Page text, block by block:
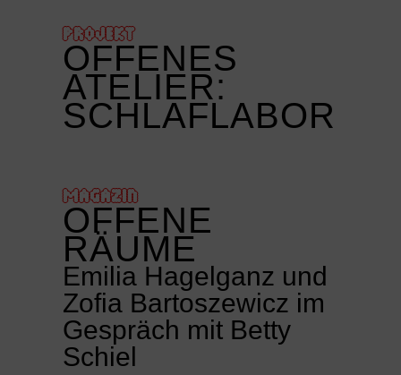
PROJEKT
OFFENES
ATELIER:
SCHLAFLABOR
MAGAZIN
OFFENE
RÄUME
Emilia Hagelganz und
Zofia Bartoszewicz im
Gespräch mit Betty
Schiel